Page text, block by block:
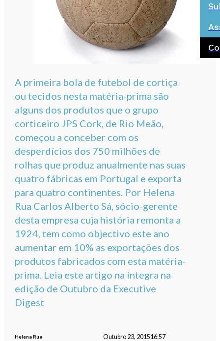
A primeira bola de futebol de cortiça
ou tecidos nesta matéria-prima são
alguns dos produtos que o grupo
corticeiro JPS Cork, de Rio Meão,
começou a conceber com os
desperdícios dos 750 milhões de
rolhas que produz anualmente nas suas
quatro fábricas em Portugal e exporta
para quatro continentes. Por Helena
Rua Carlos Alberto Sá, sócio-gerente
desta empresa cuja história remonta a
1924, tem como objectivo este ano
aumentar em 10% as exportações dos
produtos fabricados com esta matéria-
prima. Leia este artigo na íntegra na
edição de Outubro da Executive
Digest
Helena Rua Outubro 23, 201516:57